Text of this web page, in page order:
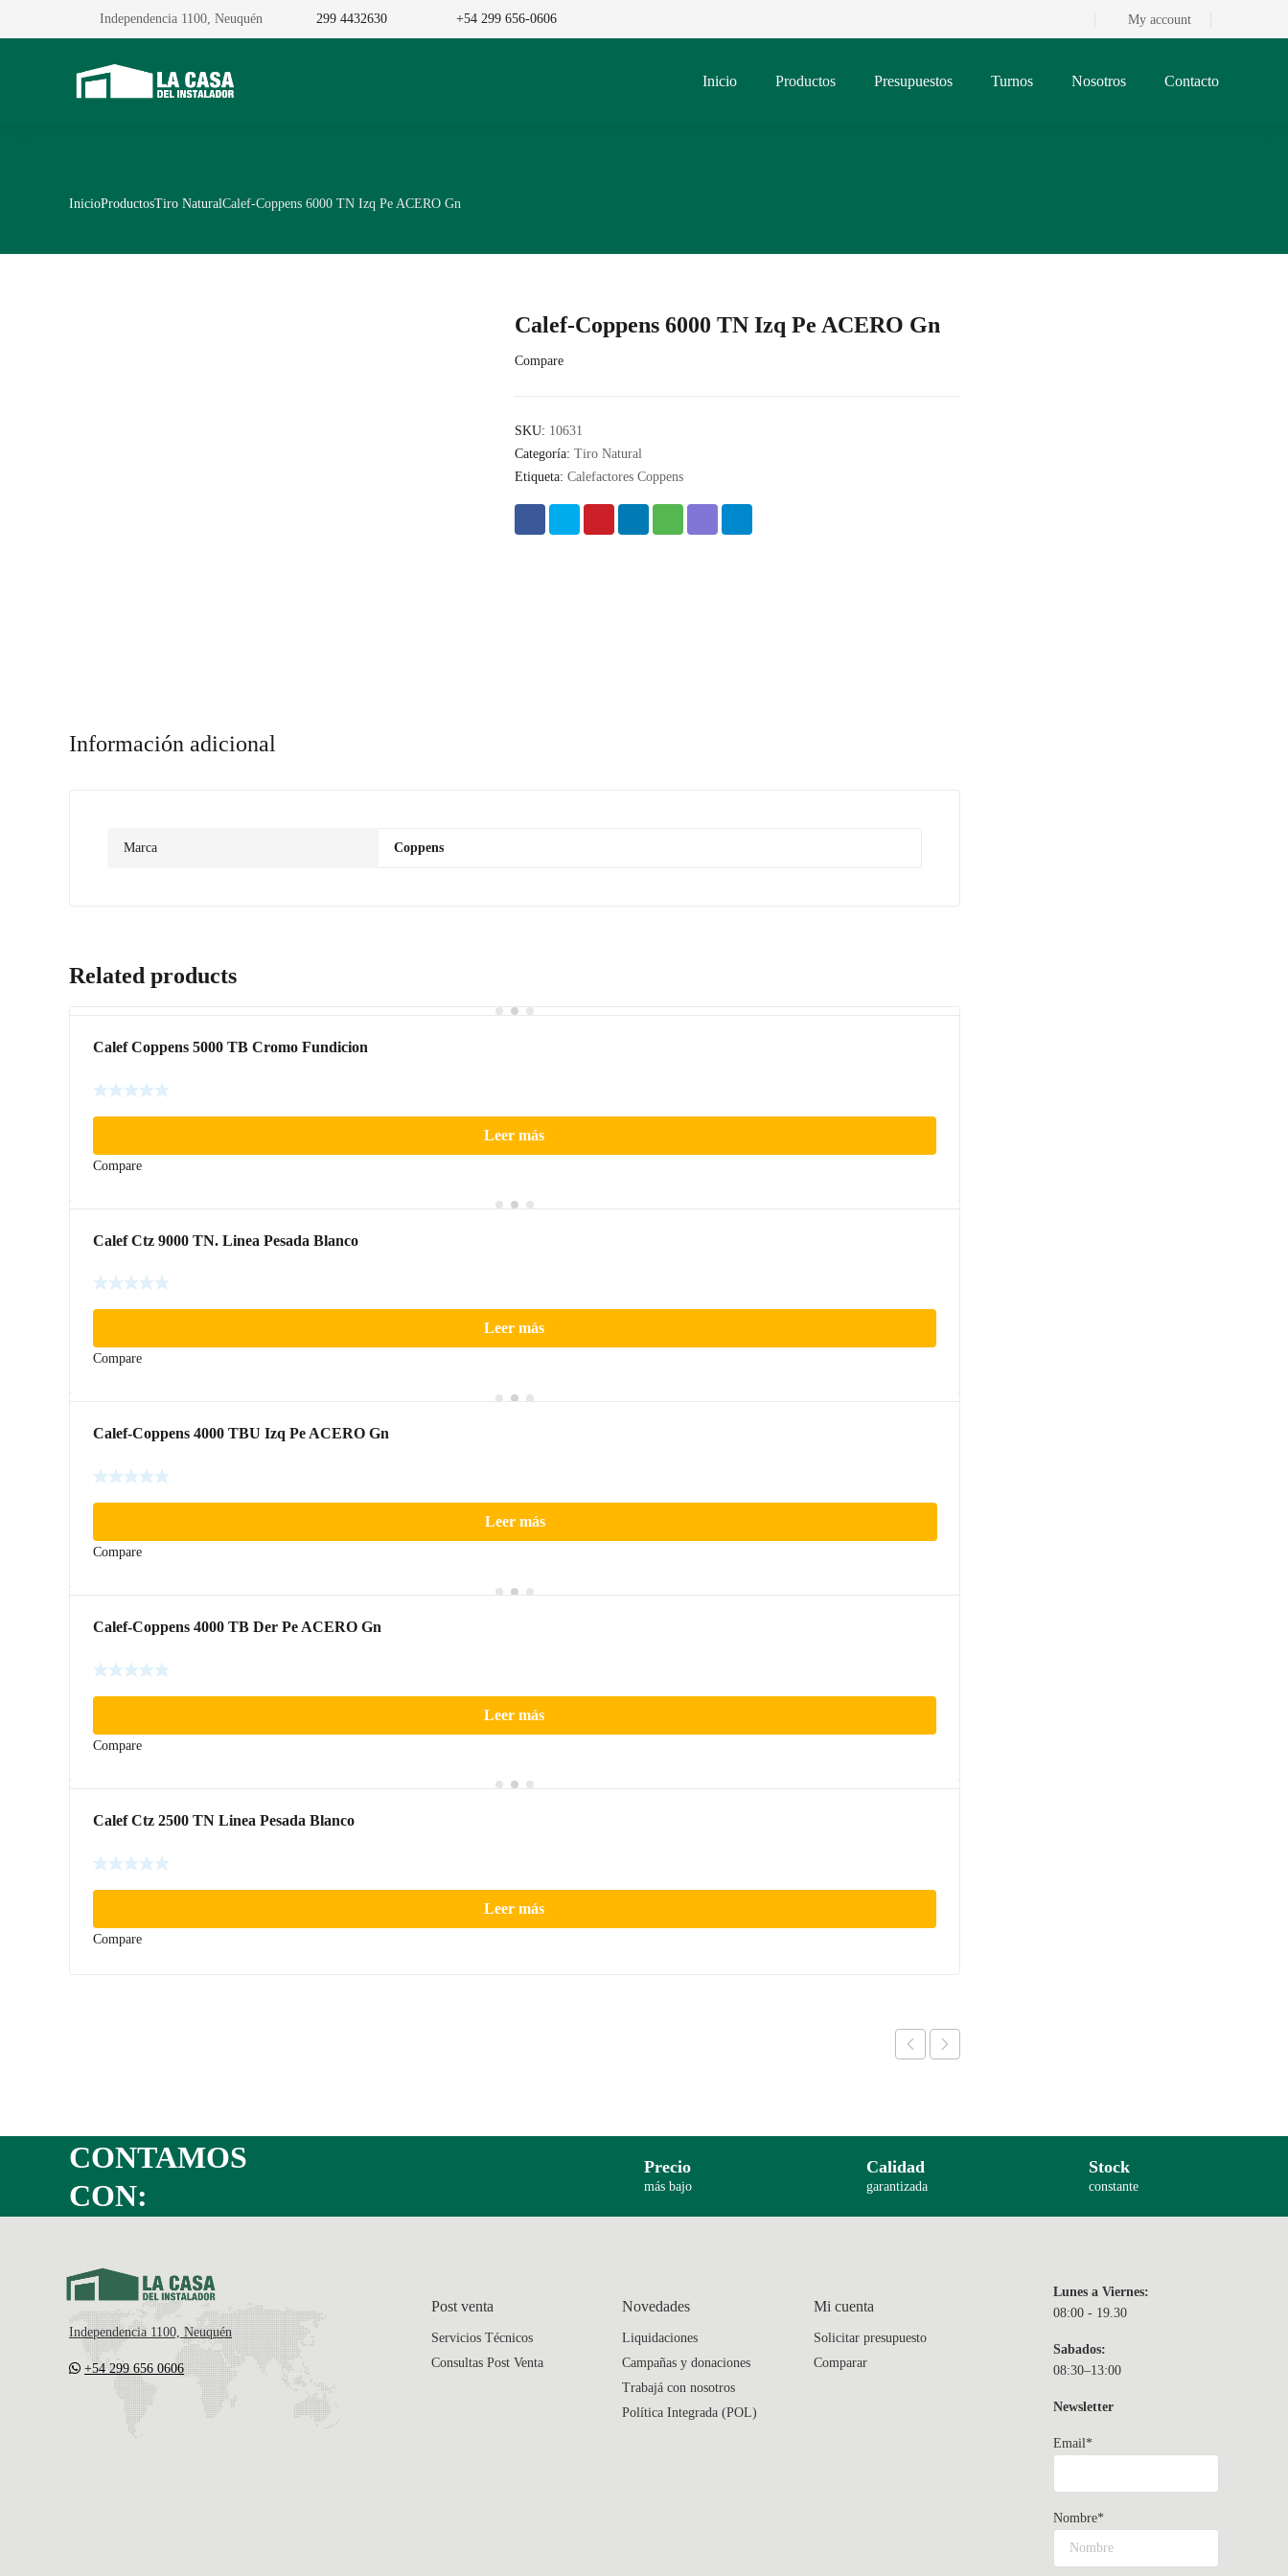
My account
Independencia 1100, Neuquén 299 4432630 +54 299 656-0606
Inicio Productos Presupuestos Turnos Nosotros Contacto
InicioProductosTiro NaturalCalef-Coppens 6000 TN Izq Pe ACERO Gn
Calef-Coppens 6000 TN Izq Pe ACERO Gn
Compare
SKU: 10631
Categoría: Tiro Natural
Etiqueta: Calefactores Coppens
Información adicional
Marca Coppens
Related products
Calef Coppens 5000 TB Cromo Fundicion
Leer más
Compare
Calef Ctz 9000 TN. Linea Pesada Blanco
Leer más
Compare
Calef-Coppens 4000 TBU Izq Pe ACERO Gn
Leer más
Compare
Calef-Coppens 4000 TB Der Pe ACERO Gn
Leer más
Compare
Calef Ctz 2500 TN Linea Pesada Blanco
Leer más
Compare
CONTAMOS
CON:
Precio
más bajo
Calidad
garantizada
Stock
constante
Independencia 1100, Neuquén
+54 299 656 0606
Post venta
Servicios Técnicos
Consultas Post Venta
Novedades
Liquidaciones
Campañas y donaciones
Trabajá con nosotros
Política Integrada (POL)
Mi cuenta
Solicitar presupuesto
Comparar
Lunes a Viernes:
08:00 - 19.30
Sabados:
08:30–13:00
Newsletter
Email*
Nombre*